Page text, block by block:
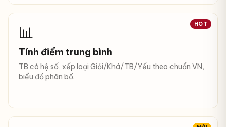
HOT
📊
Tính điểm trung bình
TB có hệ số, xếp loại Giỏi/Khá/TB/Yếu theo chuẩn VN,
biểu đồ phân bố.